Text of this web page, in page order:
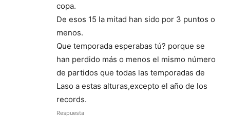
copa.
De esos 15 la mitad han sido por 3 puntos o
menos.
Que temporada esperabas tú? porque se
han perdido más o menos el mismo número
de partidos que todas las temporadas de
Laso a estas alturas,excepto el año de los
records.
Respuesta